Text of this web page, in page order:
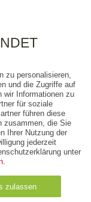
zu personalisieren,
und die Zugriffe auf
wir Informationen zu
für soziale
führen diese
zusammen, die Sie
Ihrer Nutzung der
jederzeit
unter
zulassen